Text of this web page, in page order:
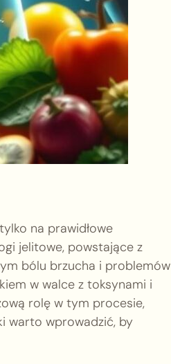
na prawidłowe
jelitowe, powstające z
bólu brzucha i problemów
w walce z toksynami i
rolę w tym procesie,
warto wprowadzić, by